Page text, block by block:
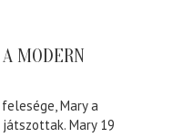
MODERN
Mary a
Mary 19